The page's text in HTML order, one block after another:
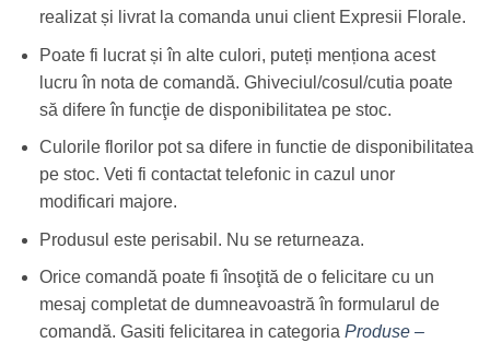
realizat și livrat la comanda unui client Expresii Florale.
Poate fi lucrat și în alte culori, puteți menționa acest
lucru în nota de comandă. Ghiveciul/cosul/cutia poate
să difere în funcţie de disponibilitatea pe stoc.
Culorile florilor pot sa difere in functie de disponibilitatea
pe stoc. Veti fi contactat telefonic in cazul unor
modificari majore.
Produsul este perisabil. Nu se returneaza.
Orice comandă poate fi însoţită de o felicitare cu un
mesaj completat de dumneavoastră în formularul de
comandă. Gasiti felicitarea in categoria Produse –